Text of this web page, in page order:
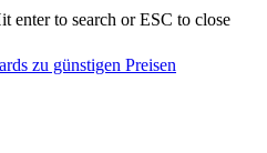
enter to search or ESC to close